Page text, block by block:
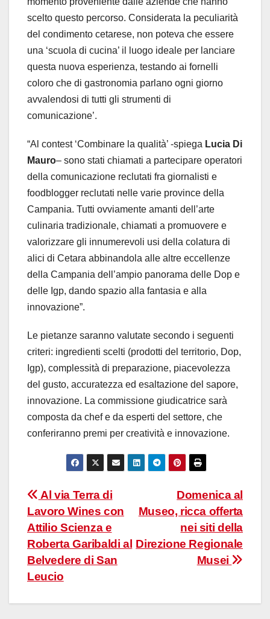
scelto questo percorso. Considerata la peculiarità
del condimento cetarese, non poteva che essere
una ‘scuola di cucina’ il luogo ideale per lanciare
questa nuova esperienza, testando ai fornelli
coloro che di gastronomia parlano ogni giorno
avvalendosi di tutti gli strumenti di
comunicazione’.
“Al contest ‘Combinare la qualità’ -spiega Lucia Di
Mauro– sono stati chiamati a partecipare operatori
della comunicazione reclutati fra giornalisti e
foodblogger reclutati nelle varie province della
Campania. Tutti ovviamente amanti dell’arte
culinaria tradizionale, chiamati a promuovere e
valorizzare gli innumerevoli usi della colatura di
alici di Cetara abbinandola alle altre eccellenze
della Campania dell’ampio panorama delle Dop e
delle Igp, dando spazio alla fantasia e alla
innovazione”.
Le pietanze saranno valutate secondo i seguenti
criteri: ingredienti scelti (prodotti del territorio, Dop,
Igp), complessità di preparazione, piacevolezza
del gusto, accuratezza ed esaltazione del sapore,
innovazione. La commissione giudicatrice sarà
composta da chef e da esperti del settore, che
conferiranno premi per creatività e innovazione.
Navigazione
articoli
Domenica al
Museo, ricca offerta
nei siti della
Direzione Regionale
Musei
Al via Terra di
Lavoro Wines con
Attilio Scienza e
Roberta Garibaldi al
Belvedere di San
Leucio